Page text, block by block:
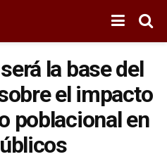
la base del
el impacto
poblacional en